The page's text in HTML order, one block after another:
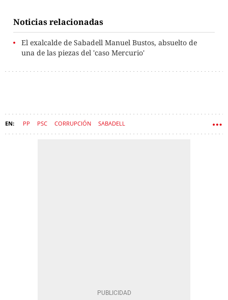
Noticias relacionadas
El exalcalde de Sabadell Manuel Bustos, absuelto de
una de las piezas del 'caso Mercurio'
PP PSC CORRUPCIÓN SABADELL